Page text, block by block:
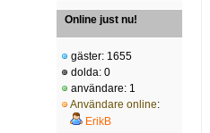
Online just nu!
gäster: 1655
dolda: 0
användare: 1
Användare online:
ErikB